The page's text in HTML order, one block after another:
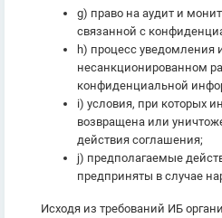
g) право на аудит и
связанной с
h) процесс уведомления
несанкционированном
конфиденциальной
i) условия, при которых
возвращена или
действия соглашения;
j) предполагаемые
предприняты в случае
Исходя из требований ИБ